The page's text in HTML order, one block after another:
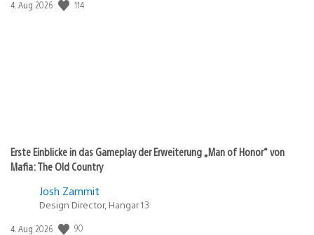
Veröffentlichungsdatum:
4. Aug 2026 114
Erste Einblicke in das Gameplay der Erweiterung „Man of Honor“ von
Mafia: The Old Country
Josh Zammit
Design Director, Hangar 13
Veröffentlichungsdatum:
4. Aug 2026 90